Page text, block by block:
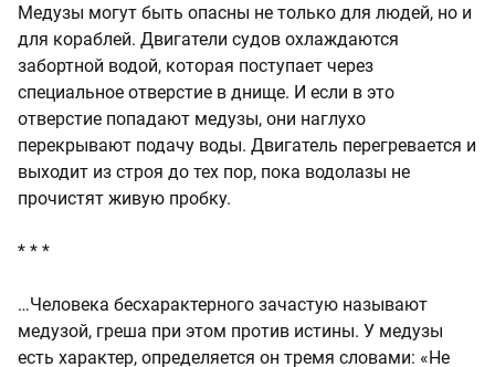
Медузы могут быть опасны не только для людей, но и
для кораблей. Двигатели судов охлаждаются
забортной водой, которая поступает через
специальное отверстие в днище. И если в это
отверстие попадают медузы, они наглухо
перекрывают подачу воды. Двигатель перегревается и
выходит из строя до тех пор, пока водолазы не
прочистят живую пробку.
* * *
…Человека бесхарактерного зачастую называют
медузой, греша при этом против истины. У медузы
есть характер, определяется он тремя словами: «Не